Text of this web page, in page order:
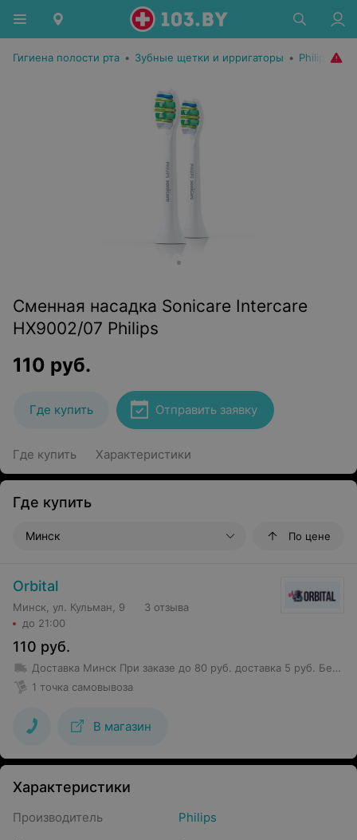
Гигиена полости рта • Зубные щетки и ирригаторы • Philips
Сменная насадка Sonicare Intercare
HX9002/07 Philips
110 руб.
Где купить Отправить заявку
Где купить Характеристики
Где купить
Минск По цене
Orbital
Минск, ул. Кульман, 9
до 21:00
3 отзыва
110 руб.
Доставка Минск При заказе до 80 руб. доставка 5 руб. Бесплатная доставка от 80 руб.
1 точка самовывоза
В магазин
Характеристики
Производитель
Philips